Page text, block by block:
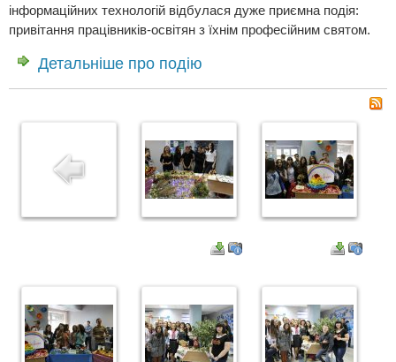
інформаційних технологій відбулася дуже приємна подія:
привітання працівників-освітян з їхнім професійним святом.
Детальніше про подію